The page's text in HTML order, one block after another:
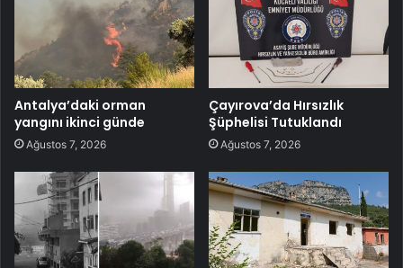
Antalya’daki orman
yangını ikinci günde
Ağustos 7, 2026
Çayırova’da Hırsızlık
Şüphelisi Tutuklandı
Ağustos 7, 2026